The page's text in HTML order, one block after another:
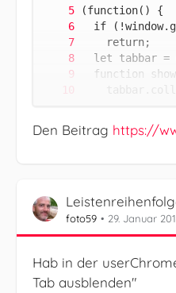
})();
Den Beitrag https://
foto59 29. Januar
Hab in der
Tab ausblenden"